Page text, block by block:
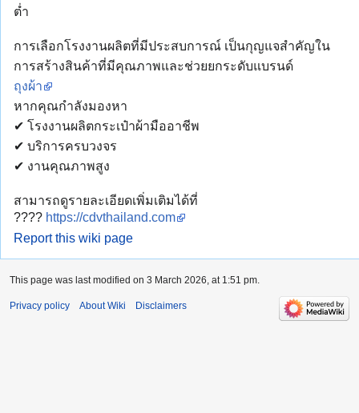
ต่ำ
การเลือกโรงงานผลิตที่มีประสบการณ์ เป็นกุญแจสำคัญใน
การสร้างสินค้าที่มีคุณภาพและช่วยยกระดับแบรนด์
ถุงผ้า
หากคุณกำลังมองหา
✔ โรงงานผลิตกระเป๋าผ้ามืออาชีพ
✔ บริการครบวงจร
✔ งานคุณภาพสูง
สามารถดูรายละเอียดเพิ่มเติมได้ที่
???? https://cdvthailand.com
Report this wiki page
This page was last modified on 3 March 2026, at 1:51 pm.
Privacy policy About Wiki Disclaimers